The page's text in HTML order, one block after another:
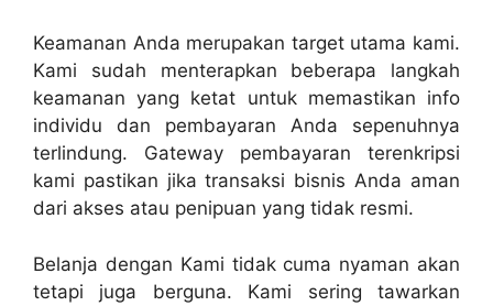
Keamanan Anda merupakan target utama kami.
Kami sudah menterapkan beberapa langkah
keamanan yang ketat untuk memastikan info
individu dan pembayaran Anda sepenuhnya
terlindung. Gateway pembayaran terenkripsi
kami pastikan jika transaksi bisnis Anda aman
dari akses atau penipuan yang tidak resmi.
Belanja dengan Kami tidak cuma nyaman akan
tetapi juga berguna. Kami sering tawarkan